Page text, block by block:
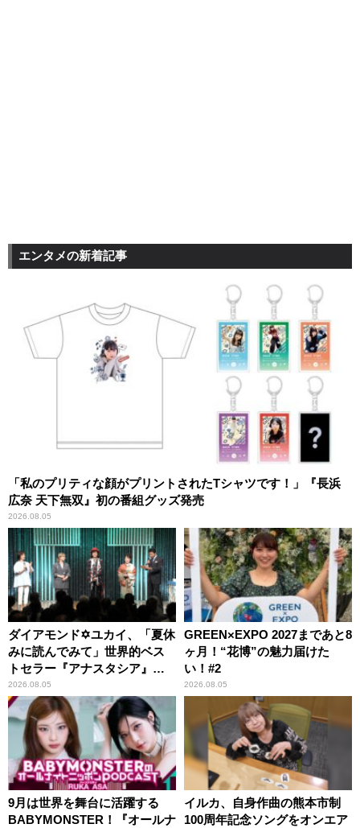
エンタメの新着記事
「私のプリティな顔がプリントされたTシャツです！」『長浜
広奈 天下無双』初の番組グッズ発売
2026.08.05
ダイアモンド✡ユカイ、「夏休
みに読んでみて」世界的ベス
トセラー『アナスタシア』を
紹介
2026.08.05
GREEN×EXPO 2027まであと8
ヶ月！“花博”の魅力届けた
い！#2
2026.08.05
9月は世界を舞台に活躍する
BABYMONSTER！『オールナ
イルカ、自身作曲の熊本市制
100周年記念ソングをオンエア